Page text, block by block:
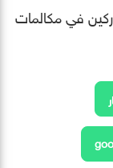
في مكالمات